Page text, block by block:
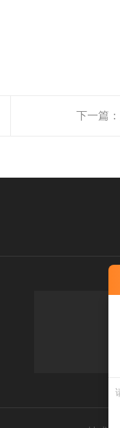
下一篇：